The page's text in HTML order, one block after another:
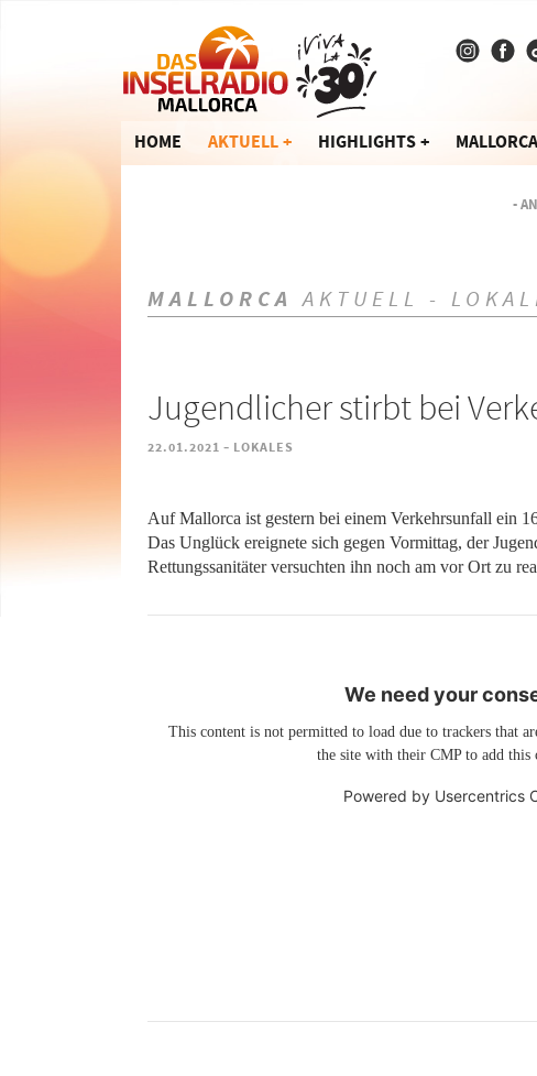
HOME AKTUELL HIGHLIGHTS MALLORCA
-
MALLORCA AKTUELL -
Jugendlicher stirbt bei
22.01.2021 - LOKALES
Auf Mallorca ist gestern bei einem Verkehrsunfall ein
Das Unglück ereignete sich gegen Vormittag, der
Rettungssanitäter versuchten ihn noch am vor Ort zu
We need your
This content is not permitted to load due to trackers that
the site with their CMP to add this
Powered by Usercentrics